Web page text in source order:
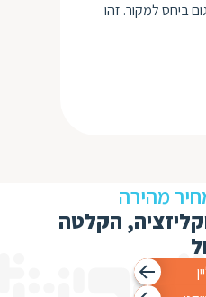
ביחס למקור. זהו
מהירה
הקלטה